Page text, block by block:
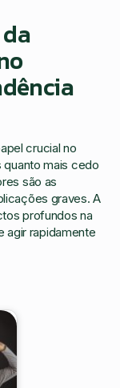
crucial no
mais cedo
são as
graves. A
profundos na
agir rapidamente